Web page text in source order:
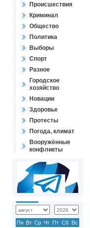
Происшествия
Криминал
Общество
Политика
Выборы
Спорт
Разное
Городское
хозяйство
Новации
Здоровье
Протесты
Погода, климат
Вооружённые
конфликты
Пн Вт Ср Чт Пт Сб Вс